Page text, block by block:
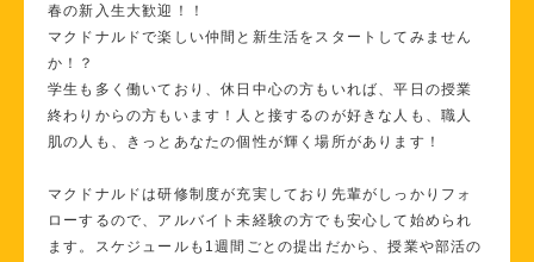
春の新入生大歓迎！！
マクドナルドで楽しい仲間と新生活をスタートしてみません
か！？
学生も多く働いており、休日中心の方もいれば、平日の授業
終わりからの方もいます！人と接するのが好きな人も、職人
肌の人も、きっとあなたの個性が輝く場所があります！
マクドナルドは研修制度が充実しており先輩がしっかりフォ
ローするので、アルバイト未経験の方でも安心して始められ
ます。スケジュールも1週間ごとの提出だから、授業や部活の